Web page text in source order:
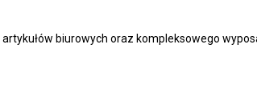
biurowych oraz kompleksowego